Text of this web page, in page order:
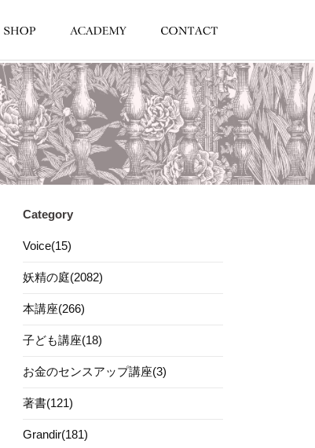
Category
Voice(15)
妖精の庭(2082)
本講座(266)
子ども講座(18)
お金のセンスアップ講座(3)
著書(121)
Grandir(181)